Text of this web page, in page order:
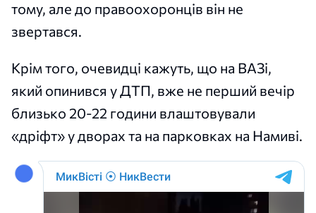
тому, але до правоохоронців він не
звертався.
Крім того, очевидці кажуть, що на ВАЗі,
який опинився у ДТП, вже не перший вечір
близько 20-22 години влаштовували
«дріфт» у дворах та на парковках на Намиві.